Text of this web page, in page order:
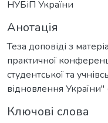
НУБіП України
Анотація
Теза доповіді з
практичної
студентської та
відновлення
Ключові слова